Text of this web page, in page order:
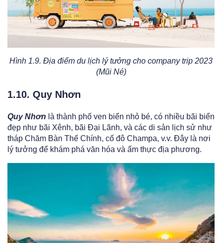
Hình 1.9. Địa điểm du lịch lý tưởng cho company trip 2023
(Mũi Né)
1.10. Quy Nhơn
Quy Nhơn là thành phố ven biển nhỏ bé, có nhiều bãi biển
đẹp như bãi Xênh, bãi Đại Lãnh, và các di sản lịch sử như
tháp Chăm Bàn Thế Chính, cố đô Champa, v.v. Đây là nơi
lý tưởng để khám phá văn hóa và ẩm thực địa phương.